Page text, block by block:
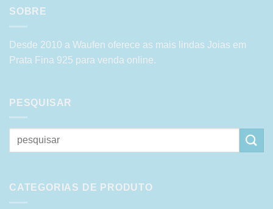
SOBRE
Desde 2010 a Waufen oferece as mais lindas Joias em
Prata Fina 925 para venda online.
PESQUISAR
Pesquisar
por:
CATEGORIAS DE PRODUTO